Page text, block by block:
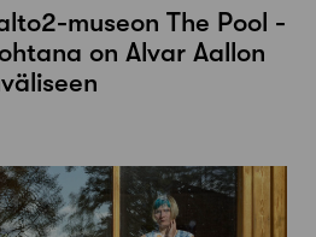
museon The Pool -
on Alvar Aallon